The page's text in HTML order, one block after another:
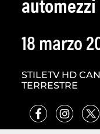
automezzi
18 marzo
STILETV HD
TERRESTRE